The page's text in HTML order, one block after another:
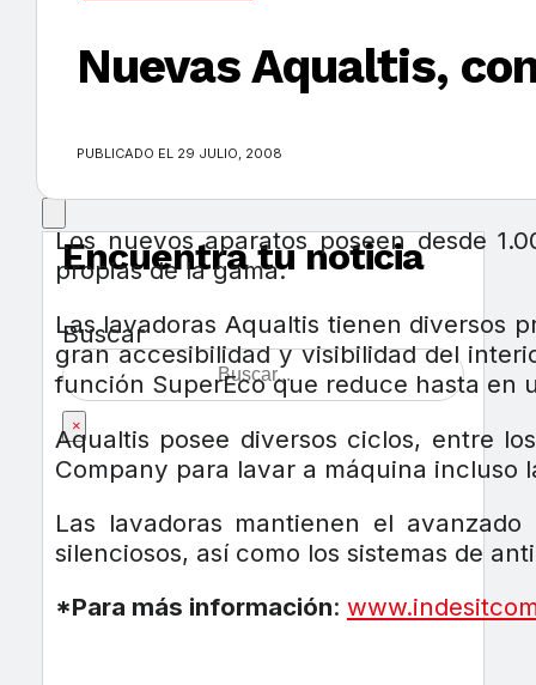
Encuentra tu noticia
Buscar
×
Nuevas Aqualtis,
PUBLICADO EL 29 JULIO, 2008
Los nuevos aparatos poseen desde
propias de la gama.
Las lavadoras Aqualtis tienen diversos
gran accesibilidad y visibilidad del
función SuperEco que reduce hasta en
Aqualtis posee diversos ciclos, entre
Company para lavar a máquina incluso
Las lavadoras mantienen el
silenciosos, así como los sistemas de
*Para más información: